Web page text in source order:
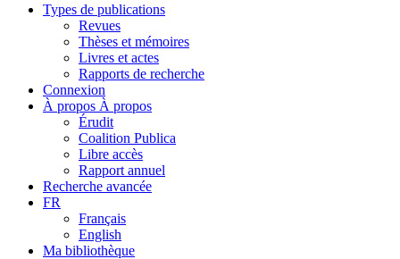
Types de publications
Revues
Thèses et mémoires
Livres et actes
Rapports de recherche
Connexion
À propos À propos
Érudit
Coalition Publica
Libre accès
Rapport annuel
Recherche avancée
FR
Français
English
Ma bibliothèque